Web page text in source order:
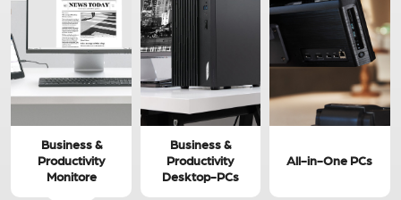
Business &
Productivity
Monitore
Business &
Productivity
Desktop-PCs
All-in-One PCs